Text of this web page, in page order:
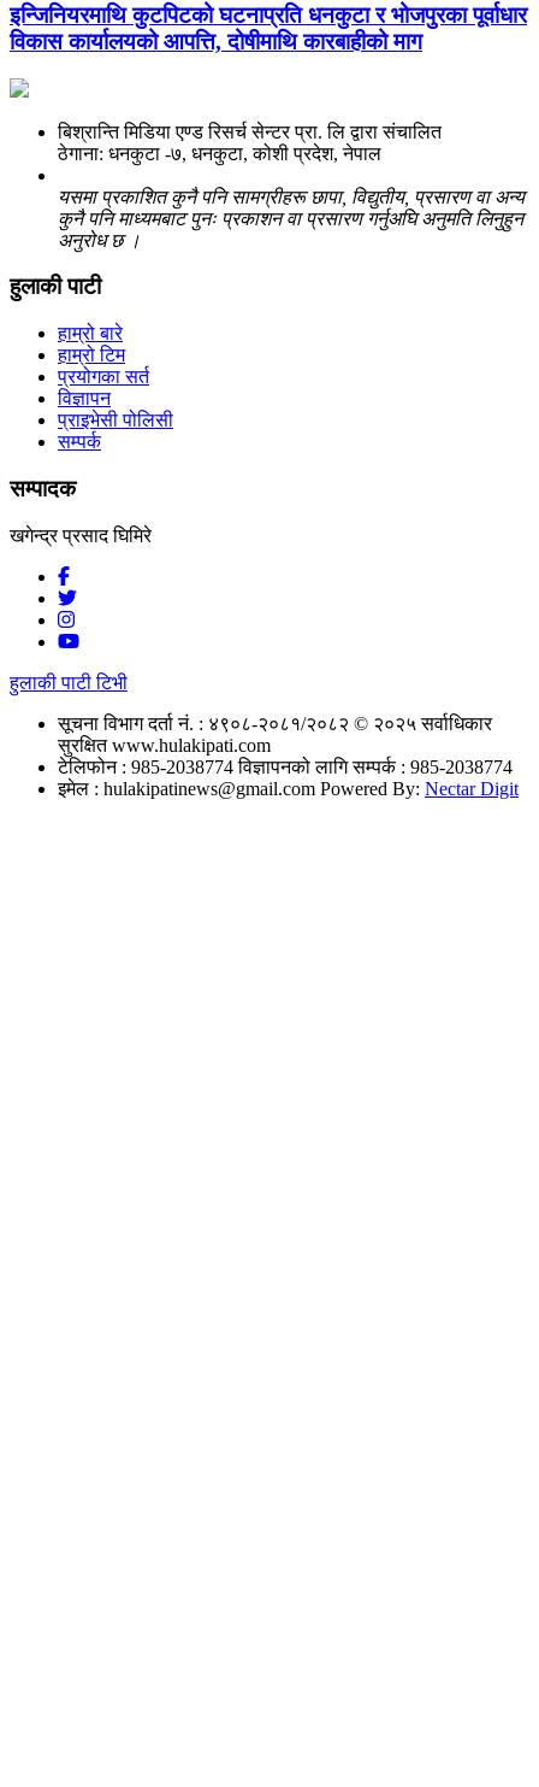
इन्जिनियरमाथि कुटपिटको घटनाप्रति धनकुटा र भोजपुरका पूर्वाधार
विकास कार्यालयको आपत्ति, दोषीमाथि कारबाहीको माग
बिश्रान्ति मिडिया एण्ड रिसर्च सेन्टर प्रा. लि द्वारा संचालित
ठेगाना: धनकुटा -७, धनकुटा, कोशी प्रदेश, नेपाल
यसमा प्रकाशित कुनै पनि सामग्रीहरू छापा, विद्युतीय, प्रसारण वा अन्य
कुनै पनि माध्यमबाट पुनः प्रकाशन वा प्रसारण गर्नुअघि अनुमति लिनुहुन
अनुरोध छ ।
हुलाकी पाटी
हाम्रो बारे
हाम्रो टिम
प्रयोगका सर्त
विज्ञापन
प्राइभेसी पोलिसी
सम्पर्क
सम्पादक
खगेन्द्र प्रसाद घिमिरे
हुलाकी पाटी टिभी
सूचना विभाग दर्ता नं. : ४९०८-२०८१/२०८२ © २०२५ सर्वाधिकार
सुरक्षित www.hulakipati.com
टेलिफोन : 985-2038774विज्ञापनको लागि सम्पर्क : 985-2038774
इमेल : hulakipatinews@gmail.com Powered By: Nectar Digit